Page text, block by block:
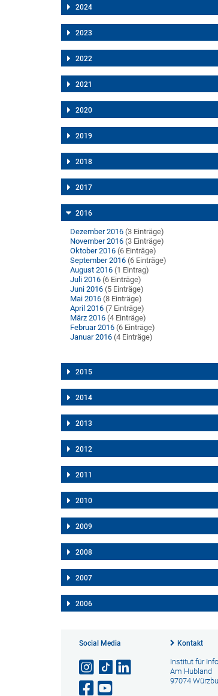
2024
2023
2022
2021
2020
2019
2018
2017
2016
Dezember 2016 (3 Einträge)
November 2016 (3 Einträge)
Oktober 2016 (6 Einträge)
September 2016 (6 Einträge)
August 2016 (1 Eintrag)
Juli 2016 (6 Einträge)
Juni 2016 (5 Einträge)
Mai 2016 (8 Einträge)
April 2016 (7 Einträge)
März 2016 (4 Einträge)
Februar 2016 (6 Einträge)
Januar 2016 (4 Einträge)
2015
2014
2013
2012
2011
2010
2009
2008
2007
2006
Social Media Kontakt
Institut für
Am Hubland
97074